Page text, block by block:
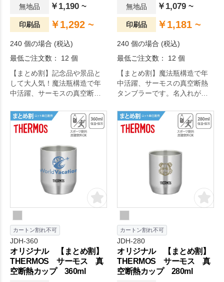
無地品 ￥1,190 ~
印刷品 ￥1,292 ~
240 個の場合 (税込)
最低ご注文数： 12 個
【まとめ割】記念品や景品と
して大人気！魔法瓶構造で年
中活躍、サーモスの真空断熱
きるので、記念品や景品とし
てお渡しするのにぴったり。
無地品 ￥1,079 ~
印刷品 ￥1,181 ~
240 個の場合 (税込)
最低ご注文数： 12 個
【まとめ割】魔法瓶構造で年
中活躍、サーモスの真空断熱
タンブラーです。名入れがで
てお渡しするのにぴったり。
カートン割れ不可
JDH-360
オリジナル 【まとめ割】
THERMOS サーモス 真
空断熱カップ 360ml
カートン割れ不可
JDH-280
オリジナル 【まとめ割】
THERMOS サーモス 真
空断熱カップ 280ml